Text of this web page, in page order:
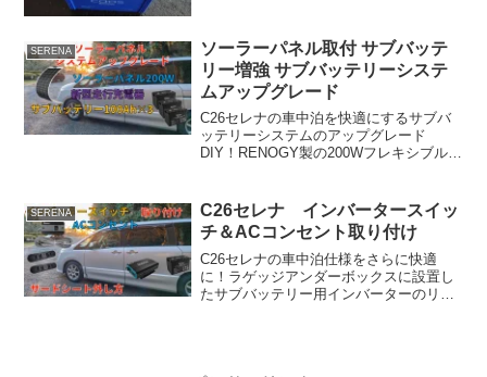
額以下でDIY交換した手順をブログで徹
底解説。廃バッテリーの処分や交換時の
注意点も紹介します。
SERENA
ソーラーパネル取付 サブバッテ
リー増強 サブバッテリーシステ
ムアップグレード
C26セレナの車中泊を快適にするサブバ
ッテリーシステムのアップグレード
DIY！RENOGY製の200Wフレキシブルソ
を300Ahに増設する手順まで詳しく解
説。両面テープとコーキングを使った配
線処理や防水対策も必見です。
SERENA
C26セレナ インバータースイッ
チ＆ACコンセント取り付け
C26セレナの車中泊仕様をさらに快適
に！ラゲッジアンダーボックスに設置し
たサブバッテリー用インバーターのリモ